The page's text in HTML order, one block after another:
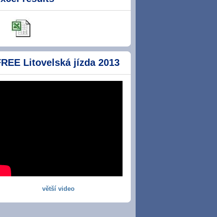
Litovelská jízda 2013
větší video